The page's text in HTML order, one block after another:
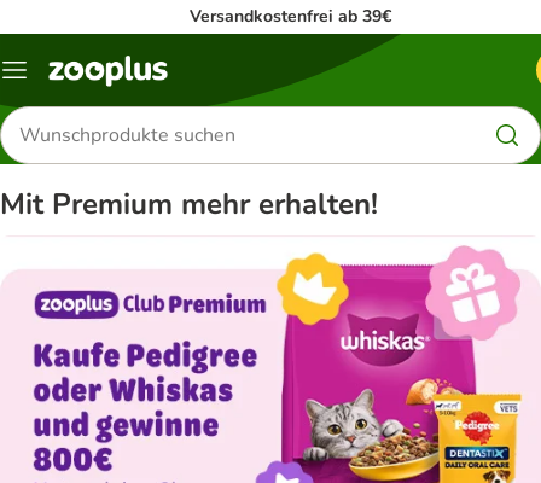
Versandkostenfrei ab 39€
Menü
Produkte
suchen
Mit Premium mehr erhalten!